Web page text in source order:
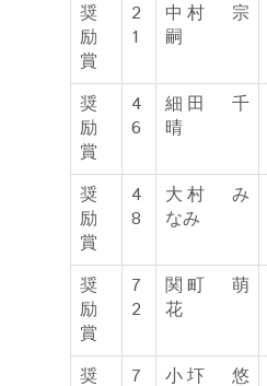
奨
励
賞
2
1
中村 宗
嗣
奨
励
賞
4
6
細田 千
晴
奨
励
賞
4
8
大村 み
なみ
奨
励
賞
7
2
関町 萌
花
奨
7
小圷 悠